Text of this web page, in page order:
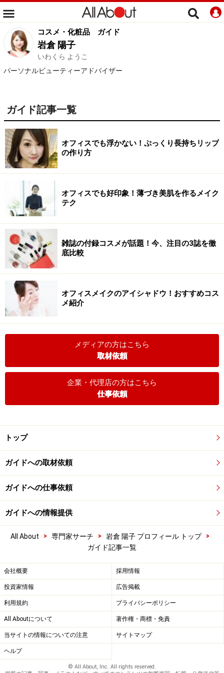
コスメ・化粧品 ガイド
岩倉 陽子
いわくら ようこ
パーソナルビューティーアドバイザー
ガイド記事一覧
オフィスでも浮かない！ぷっくり長持ちリップ
の作り方
オフィスでも好印象！薄づき美肌を作るメイク
テク
雑誌の付録コスメが話題！今、注目の3誌を徹
底比較
オフィスメイクのアイシャドウ！おすすめコス
メ紹介
メディアの方はこちら
取材依頼
企業・代理店の方はこちら
仕事依頼
トップ
ガイドへの取材依頼
ガイドへの仕事依頼
ガイドへの情報提供
All About > 専門家サーチ > 岩倉 陽子 プロフィール トップ
>
ガイド記事一覧
会社概要 採用情報
投資家情報 広告掲載
利用規約 プライバシーポリシー
All Aboutについて 著作権・商標・免責
当サイトの情報についての注意 サイトマップ
ヘルプ
© All About, Inc. All rights reserved.